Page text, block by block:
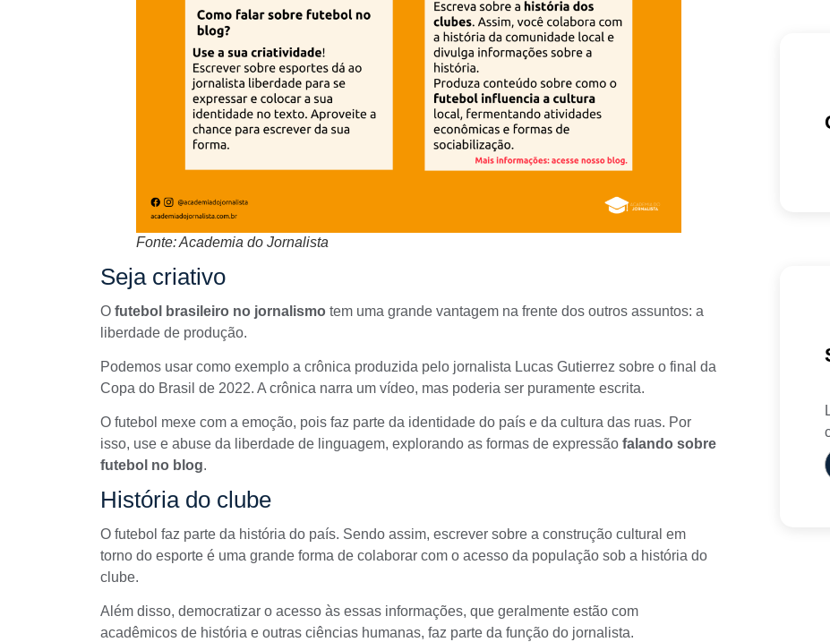
Fonte: Academia do Jornalista
Seja criativo
O futebol brasileiro no jornalismo tem uma grande vantagem na frente dos outros assuntos: a
liberdade de produção.
Podemos usar como exemplo a crônica produzida pelo jornalista Lucas Gutierrez sobre o final da
Copa do Brasil de 2022. A crônica narra um vídeo, mas poderia ser puramente escrita.
O futebol mexe com a emoção, pois faz parte da identidade do país e da cultura das ruas. Por
isso, use e abuse da liberdade de linguagem, explorando as formas de expressão falando sobre
futebol no blog.
História do clube
O futebol faz parte da história do país. Sendo assim, escrever sobre a construção cultural em
torno do esporte é uma grande forma de colaborar com o acesso da população sob a história do
clube.
Além disso, democratizar o acesso às essas informações, que geralmente estão com
acadêmicos de história e outras ciências humanas, faz parte da função do jornalista.